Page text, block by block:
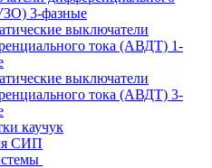
3-фазные
выключатели
тока (АВДТ) 1-
выключатели
тока (АВДТ) 3-
каучук
СИП